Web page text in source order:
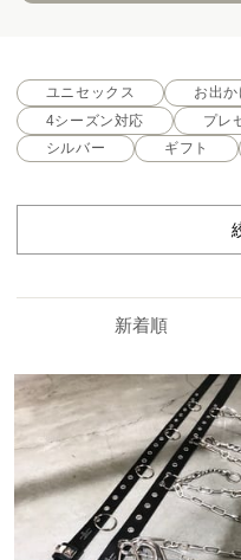
ユニセックス お出
4シーズン対応
プレ
シルバー
ギフト
新着順